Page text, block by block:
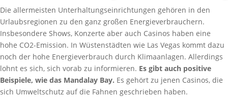
Die allermeisten Unterhaltungseinrichtungen gehören in den
Urlaubsregionen zu den ganz großen Energieverbrauchern.
Insbesondere Shows, Konzerte aber auch Casinos haben eine
hohe CO2-Emission. In Wüstenstädten wie Las Vegas kommt dazu
noch der hohe Energieverbrauch durch Klimaanlagen. Allerdings
lohnt es sich, sich vorab zu informieren. Es gibt auch positive
Beispiele, wie das Mandalay Bay. Es gehört zu jenen Casinos, die
sich Umweltschutz auf die Fahnen geschrieben haben.